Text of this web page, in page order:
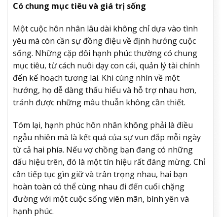
Có chung mục tiêu và giá trị sống
Một cuộc hôn nhân lâu dài không chỉ dựa vào tình
yêu mà còn cần sự đồng điệu về định hướng cuộc
sống. Những cặp đôi hạnh phúc thường có chung
mục tiêu, từ cách nuôi dạy con cái, quản lý tài chính
đến kế hoạch tương lai. Khi cùng nhìn về một
hướng, họ dễ dàng thấu hiểu và hỗ trợ nhau hơn,
tránh được những mâu thuẫn không cần thiết.
Tóm lại, hạnh phúc hôn nhân không phải là điều
ngẫu nhiên mà là kết quả của sự vun đắp mỗi ngày
từ cả hai phía. Nếu vợ chồng bạn đang có những
dấu hiệu trên, đó là một tín hiệu rất đáng mừng. Chỉ
cần tiếp tục gìn giữ và trân trọng nhau, hai bạn
hoàn toàn có thể cùng nhau đi đến cuối chặng
đường với một cuộc sống viên mãn, bình yên và
hạnh phúc.